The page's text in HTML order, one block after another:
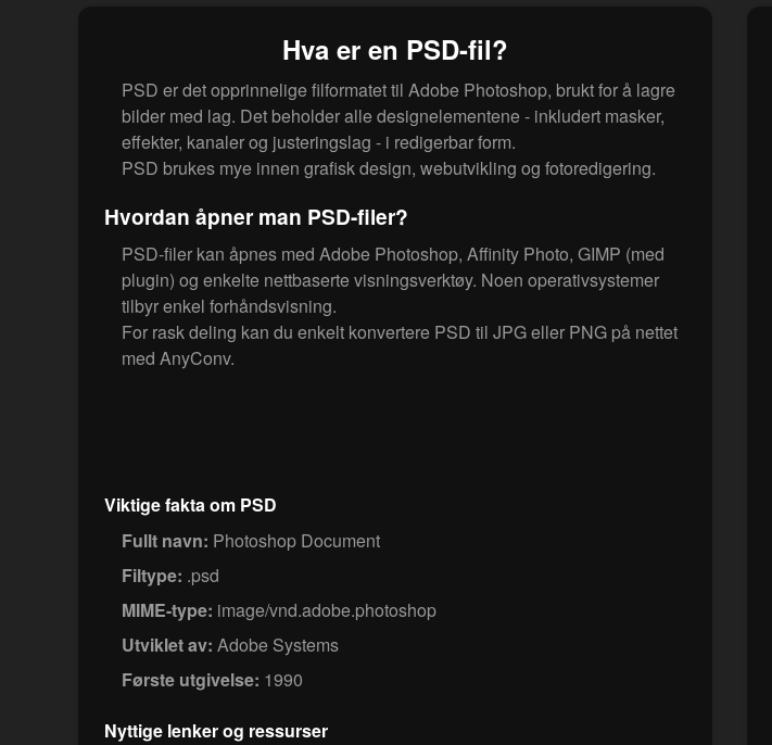
Hva er en PSD-fil?
PSD er det opprinnelige filformatet til Adobe Photoshop, brukt for å lagre
bilder med lag. Det beholder alle designelementene - inkludert masker,
effekter, kanaler og justeringslag - i redigerbar form.
PSD brukes mye innen grafisk design, webutvikling og fotoredigering.
Hvordan åpner man PSD-filer?
PSD-filer kan åpnes med Adobe Photoshop, Affinity Photo, GIMP (med
plugin) og enkelte nettbaserte visningsverktøy. Noen operativsystemer
tilbyr enkel forhåndsvisning.
For rask deling kan du enkelt konvertere PSD til JPG eller PNG på nettet
med AnyConv.
Viktige fakta om PSD
Fullt navn: Photoshop Document
Filtype: .psd
MIME-type: image/vnd.adobe.photoshop
Utviklet av: Adobe Systems
Første utgivelse: 1990
Nyttige lenker og ressurser